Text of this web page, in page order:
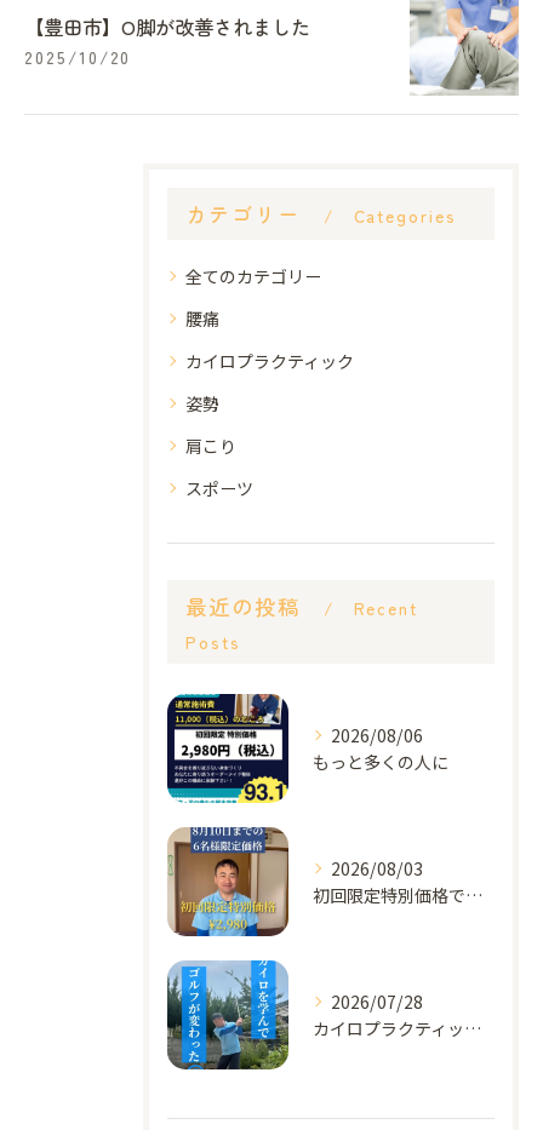
【豊田市】O脚が改善されました
2025/10/20
カテゴリー Categories
全てのカテゴリー
腰痛
カイロプラクティック
姿勢
肩こり
スポーツ
最近の投稿
Recent
Posts
2026/08/06
もっと多くの人に
2026/08/03
初回限定特別価格です！
2026/07/28
カイロプラクティックを元に